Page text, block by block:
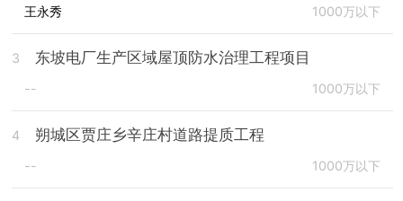
王永秀 1000万以下
3 东坡电厂生产区域屋顶防水治理工程项目
-- 1000万以下
4 朔城区贾庄乡辛庄村道路提质工程
-- 1000万以下